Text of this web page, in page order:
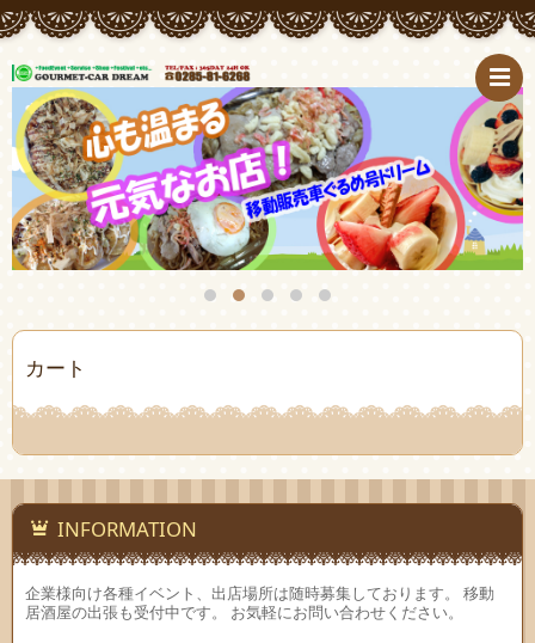
カート
INFORMATION
企業様向け各種イベント、出店場所は随時募集しております。 移動
居酒屋の出張も受付中です。 お気軽にお問い合わせください。